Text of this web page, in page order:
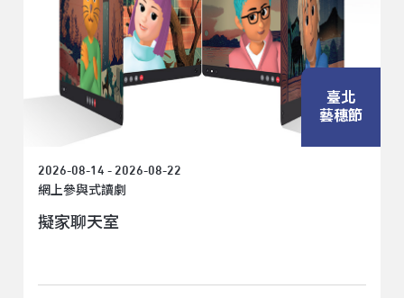
臺北
藝穗節
2026-08-14 - 2026-08-22
網上參與式讀劇
擬家聊天室